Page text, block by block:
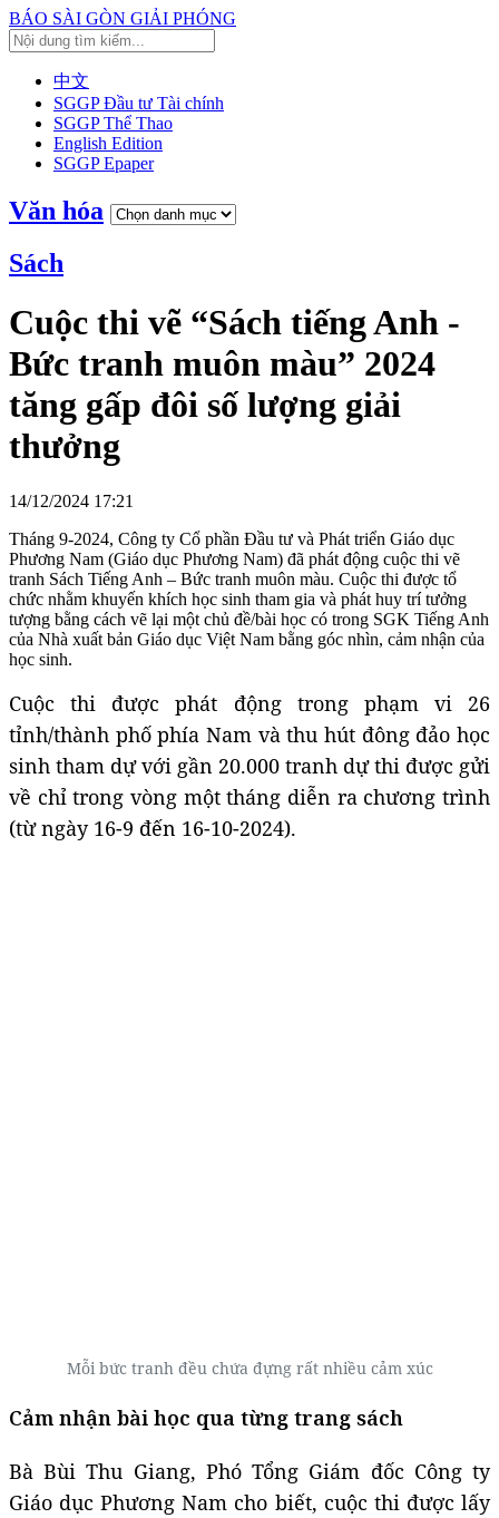
BÁO SÀI GÒN GIẢI PHÓNG
中文
SGGP Đầu tư Tài chính
SGGP Thể Thao
English Edition
SGGP Epaper
Văn hóa
Sách
Cuộc thi vẽ “Sách tiếng Anh -
Bức tranh muôn màu” 2024
tăng gấp đôi số lượng giải
thưởng
14/12/2024 17:21
Tháng 9-2024, Công ty Cổ phần Đầu tư và Phát triển Giáo dục
Phương Nam (Giáo dục Phương Nam) đã phát động cuộc thi vẽ
tranh Sách Tiếng Anh – Bức tranh muôn màu. Cuộc thi được tổ
chức nhằm khuyến khích học sinh tham gia và phát huy trí tưởng
tượng bằng cách vẽ lại một chủ đề/bài học có trong SGK Tiếng Anh
của Nhà xuất bản Giáo dục Việt Nam bằng góc nhìn, cảm nhận của
học sinh.
Cuộc thi được phát động trong phạm vi 26
tỉnh/thành phố phía Nam và thu hút đông đảo học
sinh tham dự với gần 20.000 tranh dự thi được gửi
về chỉ trong vòng một tháng diễn ra chương trình
(từ ngày 16-9 đến 16-10-2024).
Mỗi bức tranh đều chứa đựng rất nhiều cảm xúc
Cảm nhận bài học qua từng trang sách
Bà Bùi Thu Giang, Phó Tổng Giám đốc Công ty
Giáo dục Phương Nam cho biết, cuộc thi được lấy